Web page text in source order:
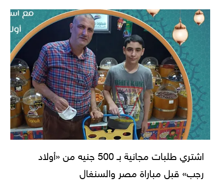
اشتري طلبات مجانية بـ 500 جنيه من «أولاد
رجب» قبل مباراة مصر والسنغال